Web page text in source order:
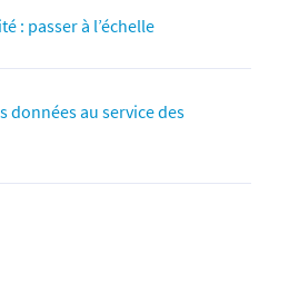
: passer à l’échelle
données au service des